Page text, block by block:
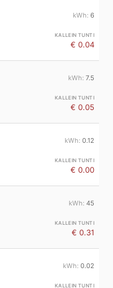
6
€ 0.04
7.5
€ 0.05
0.12
€ 0.00
45
€ 0.31
0.02